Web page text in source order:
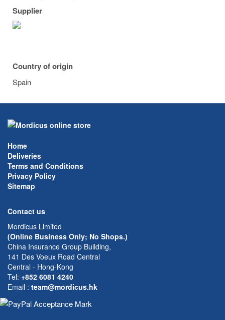
Supplier
Country of origin
Spain
Home
Deliveries
Terms and Conditions
Privacy Policy
Sitemap
Contact us
Mordicus Limited
(Online Business Only; No Shops.)
China Insurance Group Building,
141 Des Voeux Road Central
Central - Hong-Kong
Tel: +852 6081 4240
Email : team@mordicus.hk